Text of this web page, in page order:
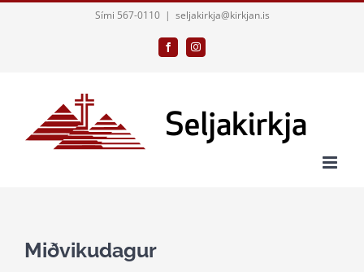
Sími 567-0110 | seljakirkja@kirkjan.is
FacebookInstagram
Miðvikudagur